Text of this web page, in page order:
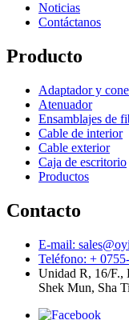
Noticias
Contáctanos
Producto
Adaptador y
Atenuador
Ensamblajes de
Cable de interior
Cable exterior
Caja de escritorio
Productos
Contacto
E-mail:
Teléfono: +
Unidad R, 16/F.,
Shek Mun, Sha